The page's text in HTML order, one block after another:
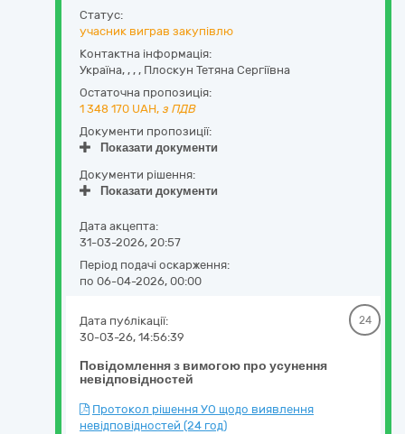
Статус:
учасник виграв закупівлю
Контактна інформація:
Україна, , , , Плоскун Тетяна Сергіївна
Остаточна пропозиція:
1 348 170 UAH, з ПДВ
Документи пропозиції:
Показати документи
Документи рішення:
Показати документи
Дата акцепта:
31-03-2026, 20:57
Період подачі оскарження:
по 06-04-2026, 00:00
Повідомлення з вимогою про усунення
невідповідностей
Дата публікації:
30-03-26, 14:56:39
24
Протокол рішення УО щодо виявлення
невідповідностей (24 год)